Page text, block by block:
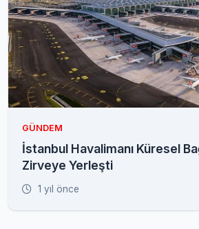
GÜNDEM
İstanbul Havalimanı Küresel
Zirveye Yerleşti
1 yıl önce